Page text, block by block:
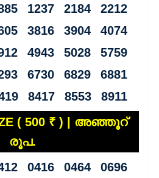
1237 2184 2212
3816 3904 4074
4943 5028 5759
6730 6829 6881
8417 8553 8911
( 500 ₹ ) | അഞ്ഞൂറ്
രൂപ.
0416 0464 0696